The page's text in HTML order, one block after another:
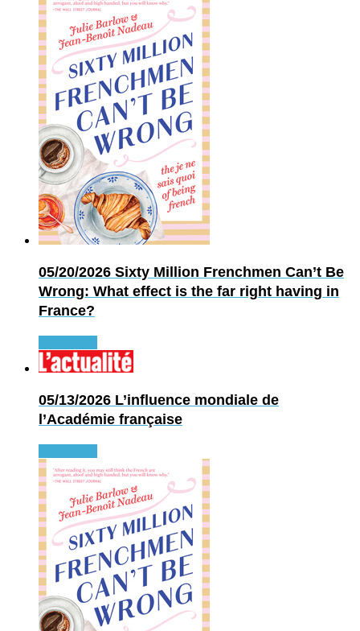
05/20/2026 Sixty Million Frenchmen Can’t Be
Wrong: What effect is the far right having in
France?
05/13/2026 L’influence mondiale de
l’Académie française